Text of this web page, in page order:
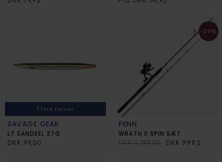
Flere farver
SAVAGE GEAR
LT SANDEEL 27G
DKK 99,00
-29%
PENN
WRATH II SPIN SÆT
DKK 1.399,00 DKK 999,00